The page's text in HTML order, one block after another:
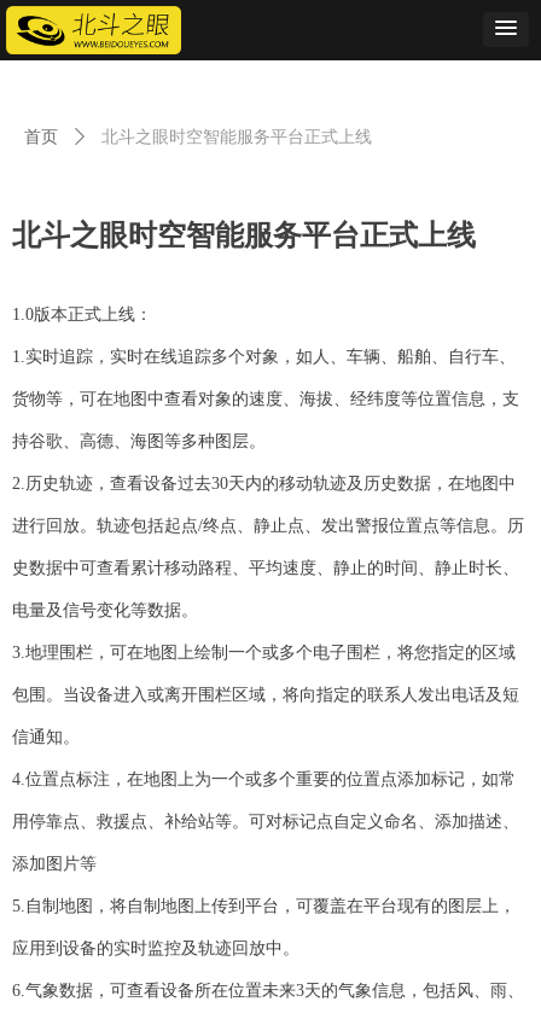
北斗之眼时空智能服务平台正式上线
1.0版本正式上线：
1.实时追踪，实时在线追踪多个对象，如人、车辆、船舶、自行车、
货物等，可在地图中查看对象的速度、海拔、经纬度等位置信息，支
持谷歌、高德、海图等多种图层。
2.历史轨迹，查看设备过去30天内的移动轨迹及历史数据，在地图中
进行回放。轨迹包括起点/终点、静止点、发出警报位置点等信息。历
史数据中可查看累计移动路程、平均速度、静止的时间、静止时长、
电量及信号变化等数据。
3.地理围栏，可在地图上绘制一个或多个电子围栏，将您指定的区域
包围。当设备进入或离开围栏区域，将向指定的联系人发出电话及短
信通知。
4.位置点标注，在地图上为一个或多个重要的位置点添加标记，如常
用停靠点、救援点、补给站等。可对标记点自定义命名、添加描述、
添加图片等
5.自制地图，将自制地图上传到平台，可覆盖在平台现有的图层上，
应用到设备的实时监控及轨迹回放中。
6.气象数据，可查看设备所在位置未来3天的气象信息，包括风、雨、
首页 ꄲ 北斗之眼时空智能服务平台正式上线